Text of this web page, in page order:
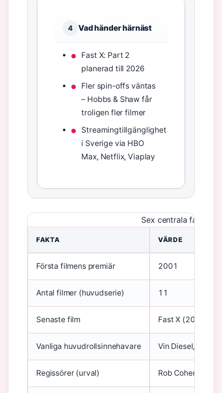
4 Vad händer härnäst
Fast X: Part 2
planerad till 2026
Fler spin-offs väntas
– Hobbs & Shaw får
troligen fler filmer
Streamingtillgänglighet
i Sverige via HBO
Max, Netflix, Viaplay
Sex centrala fakta
FAKTA VÄRDE
Första filmens premiär 2001
Antal filmer (huvudserie) 11
Senaste film Fast X (2023)
Vanliga huvudrollsinnehavare Vin Diesel, Paul
Regissörer (urval) Rob Cohen, John